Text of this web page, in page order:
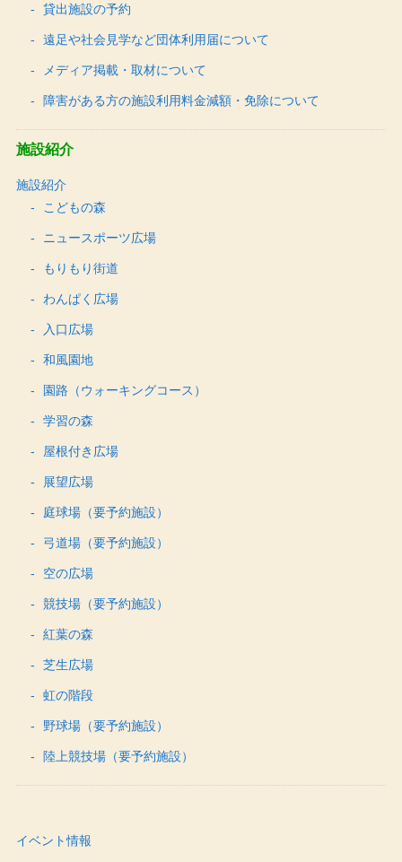
貸出施設の予約
遠足や社会見学など団体利用届について
メディア掲載・取材について
障害がある方の施設利用料金減額・免除について
施設紹介
施設紹介
こどもの森
ニュースポーツ広場
もりもり街道
わんぱく広場
入口広場
和風園地
園路（ウォーキングコース）
学習の森
屋根付き広場
展望広場
庭球場（要予約施設）
弓道場（要予約施設）
空の広場
競技場（要予約施設）
紅葉の森
芝生広場
虹の階段
野球場（要予約施設）
陸上競技場（要予約施設）
イベント情報